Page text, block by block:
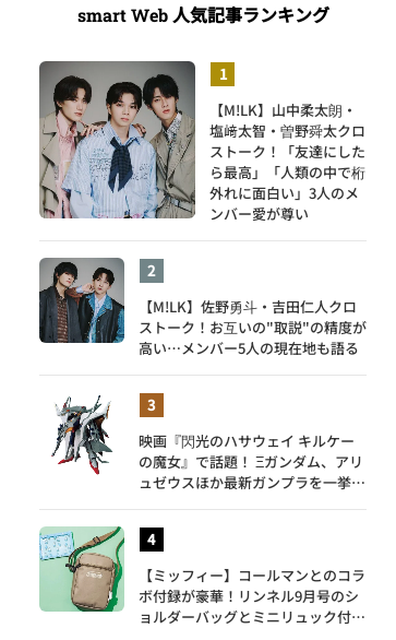
smart Web人気記事ランキング
【M!LK】山中柔太朗・
塩﨑太智・曽野舜太クロ
ストーク！「友達にした
ら最高」「人類の中で桁
外れに面白い」3人のメ
ンバー愛が尊い
【M!LK】佐野勇斗・吉田仁人クロ
ストーク！お互いの"取説"の精度が
高い…メンバー5人の現在地も語る
映画『閃光のハサウェイ キルケー
の魔女』で話題！ Ξガンダム、アリ
ュゼウスほか最新ガンプラを一挙紹
【ミッフィー】コールマンとのコラ
ボ付録が豪華！リンネル9月号のシ
ョルダーバッグとミニリュック付き